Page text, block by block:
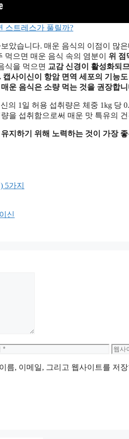
스트레스가 풀릴까?
았습니다. 매운 음식의 이점이 많
먹으면 매운 음식 속의 염분이 위 점
식을 먹으면 교감 신경이 활성화되
캡사이신이 항암 면역 세포의 기능
운 음식은 소량 먹는 것을 권장합
의 1일 허용 섭취량은 체중 1kg 당
을 섭취함으로써 매운 맛 특유의
지하기 위해 노력하는 것이 가장
5가지
신
웹
이
름, 이메일, 그리고 웹사이트를 저